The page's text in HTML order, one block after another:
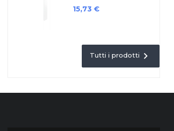
Prezzo
15,73 €
Tutti i prodotti 